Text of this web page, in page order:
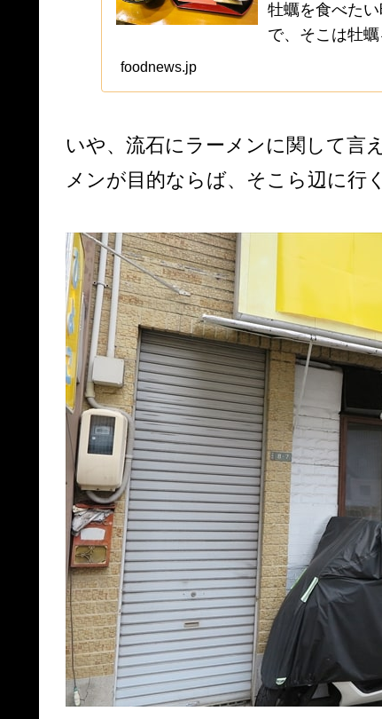
牡蠣を食べた
で、そこは牡
別に今はコッ
foodnews.jp
いや、流石にラーメンに関して言
メンが目的ならば、そこら辺に行